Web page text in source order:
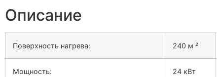
Описание
Поверхность нагрева: 240 м ²
Мощность: 24 кВт